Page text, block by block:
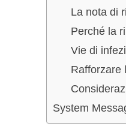
La nota di
Perché la
Vie di
Rafforzare
System